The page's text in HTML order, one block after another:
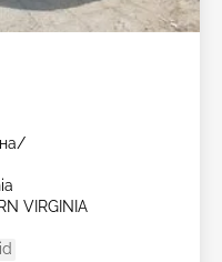
VIRGINIA